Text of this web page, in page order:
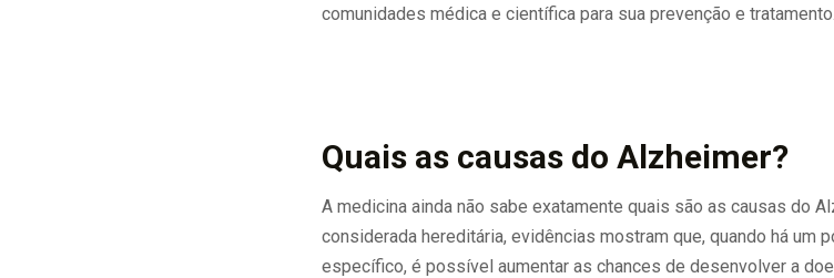
comunidades médica e científica para sua prevenção e tratamento.
Quais as causas do Alzheimer?
A medicina ainda não sabe exatamente quais são as causas do
considerada hereditária, evidências mostram que, quando há um
específico, é possível aumentar as chances de desenvolver a